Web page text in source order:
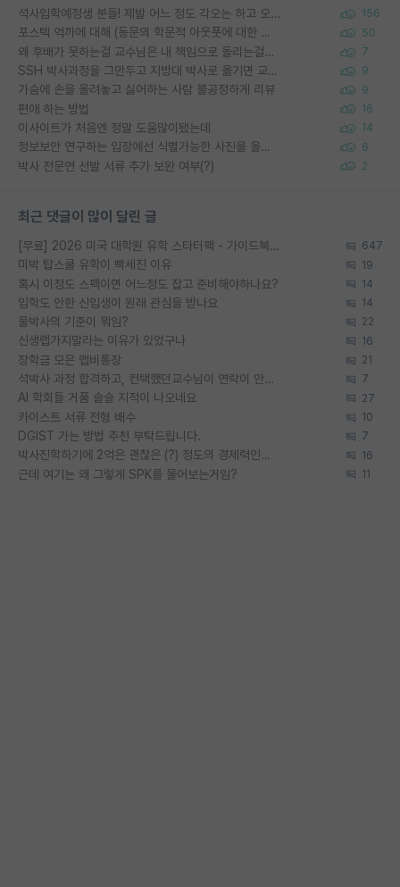
석사입학예정생 분들! 제발 어느 정도 각오는 하고 오세요. 156
포스텍 억까에 대해 (동문의 학문적 아웃풋에 대한 반박) 50
왜 후배가 못하는걸 교수님은 내 책임으로 돌리는걸까요? 7
SSH 박사과정을 그만두고 지방대 박사로 옮기면 교수의 꿈은 끝일까요? 9
가슴에 손을 올려놓고 싫어하는 사람 불공정하게 리뷰 9
편애 하는 방법 16
이사이트가 처음엔 정말 도움많이됐는데 14
정보보안 연구하는 입장에선 식별가능한 사진을 올리는건 비추이긴함 6
박사 전문연 선발 서류 추가 보완 여부(?) 2
최근 댓글이 많이 달린 글
[무료] 2026 미국 대학원 유학 스타터팩 - 가이드북 & 합격자 컨택메일 템플릿 647
미박 탑스쿨 유학이 빡세진 이유 19
혹시 이정도 스펙이면 어느정도 잡고 준비해야하나요? 14
입학도 안한 신입생이 원래 관심을 받나요 14
물박사의 기준이 뭐임? 22
신생랩가지말라는 이유가 있었구나 16
장학금 모은 랩비통장 21
석박사 과정 합격하고, 컨택했던교수님이 연락이 안됩니다... 7
AI 학회들 거품 슬슬 지적이 나오네요 27
카이스트 서류 전형 배수 10
DGIST 가는 방법 추천 부탁드립니다. 7
박사진학하기에 2억은 괜찮은 (?) 정도의 경제력인가요 16
근데 여기는 왜 그렇게 SPK를 물어보는거임? 11